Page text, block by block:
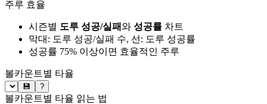
주루 효율
시즌별 도루 성공/실패와 성공률 차트
막대: 도루 성공/실패 수, 선: 도루 성공률
성공률 75% 이상이면 효율적인 주루
볼카운트별 타율
💾 ?
볼카운트별 타율 읽는 법